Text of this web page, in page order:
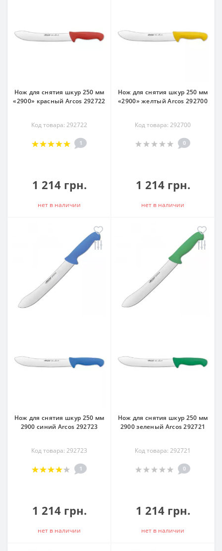
Нож для снятия шкур 250 мм
«2900» красный Arcos 292722
Код товара: 292722
1
1 214 грн.
нет в наличии
Нож для снятия шкур 250 мм
«2900» желтый Arcos 292700
Код товара: 292700
0
1 214 грн.
нет в наличии
Нож для снятия шкур 250 мм
2900 синий Arcos 292723
Код товара: 292723
1
1 214 грн.
нет в наличии
Нож для снятия шкур 250 мм
2900 зеленый Arcos 292721
Код товара: 292721
0
1 214 грн.
нет в наличии